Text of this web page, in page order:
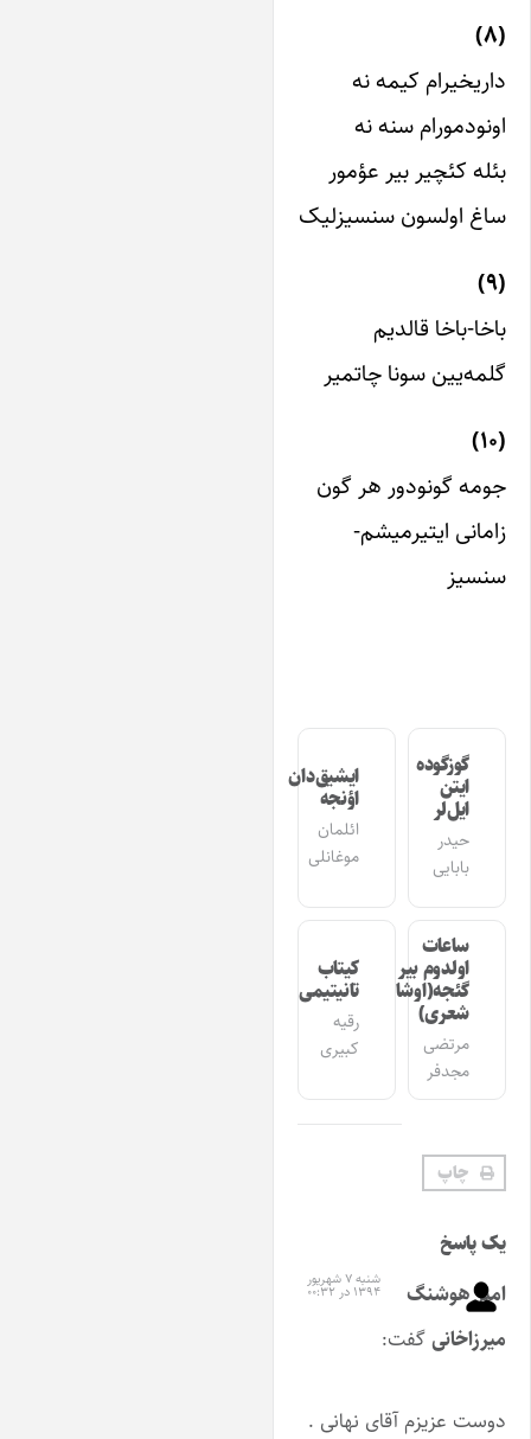
کیمه نه
سنه نه
کئچیر بیر عؤمور
اولسون سنسیزلیک
باخا قالدیم
سونا چاتمیر
گونودور هر گون
ایتیرمیشم-
گوزگوده
ایل‌لر
حیدر
بابایی
ایشیق‌دان
اؤنجه
ائلمان
موغانلی
ساعات
اولدوم بیر
گئجه(اوشاق
شعری)
مرتضی
مجدفر
کیتاب
تانیتیمی
کبیری
چاپ
پاسخ
هوشنگ
گفت:
شنبه ۷ شهریور
۱۳۹۴ در ۰۰:۳۲
عزیزم آقای نهانی .